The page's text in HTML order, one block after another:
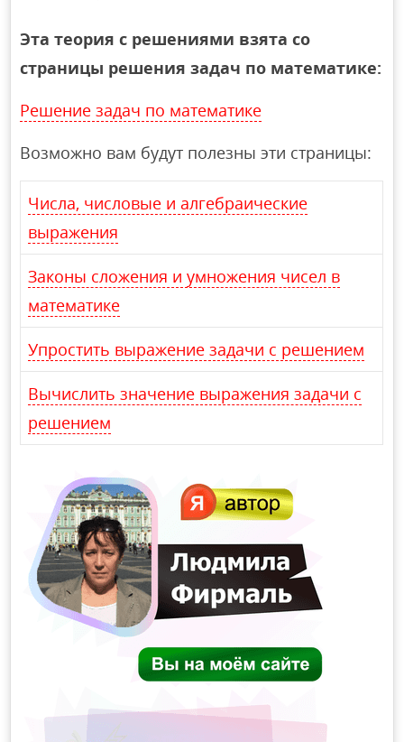
Эта теория с решениями взята со
страницы решения задач по математике:
Решение задач по математике
Возможно вам будут полезны эти страницы:
Числа, числовые и алгебраические
выражения
Законы сложения и умножения чисел в
математике
Упростить выражение задачи с решением
Вычислить значение выражения задачи с
решением